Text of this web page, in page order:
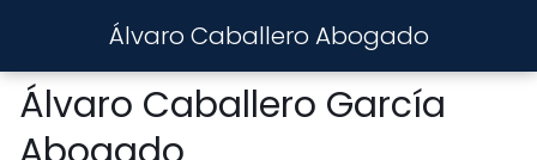
Álvaro Caballero Abogado
Álvaro Caballero García